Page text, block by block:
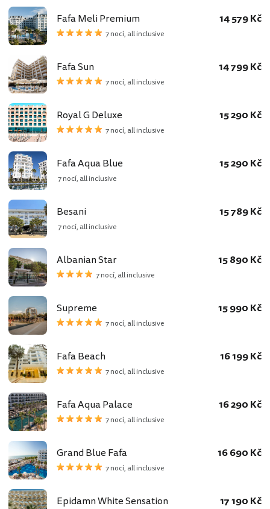
Fafa Meli Premium
7 nocí, all inclusive
14 579 Kč
Fafa Sun
7 nocí, all inclusive
14 799 Kč
Royal G Deluxe
7 nocí, all inclusive
15 290 Kč
Fafa Aqua Blue
7 nocí, all inclusive
15 290 Kč
Besani
7 nocí, all inclusive
15 789 Kč
Albanian Star
7 nocí, all inclusive
15 890 Kč
Supreme
7 nocí, all inclusive
15 990 Kč
Fafa Beach
7 nocí, all inclusive
16 199 Kč
Fafa Aqua Palace
7 nocí, all inclusive
16 290 Kč
Grand Blue Fafa
7 nocí, all inclusive
16 690 Kč
Epidamn White Sensation 17 190 Kč